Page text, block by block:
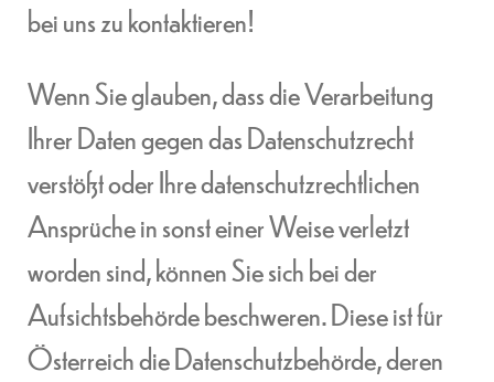
bei uns zu kontaktieren!
Wenn Sie glauben, dass die Verarbeitung
Ihrer Daten gegen das Datenschutzrecht
verstößt oder Ihre datenschutzrechtlichen
Ansprüche in sonst einer Weise verletzt
worden sind, können Sie sich bei der
Aufsichtsbehörde beschweren. Diese ist für
Österreich die Datenschutzbehörde, deren